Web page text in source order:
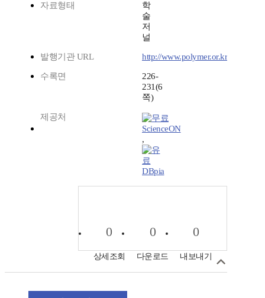
자료형태
학
술
저
널
발행기관 URL http://www.polymer.or.kr
수록면
226-
231(6
쪽)
제공처
ScienceON
,
DBpia
0
상세조회
0
다운로드
0
내보내기